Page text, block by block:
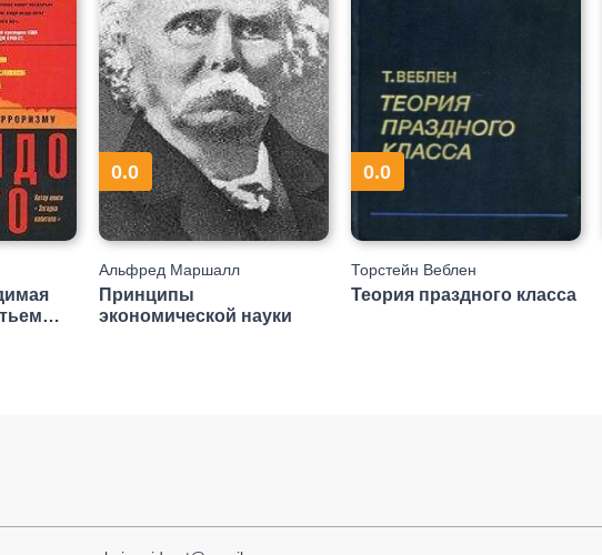
0.0
Альфред Маршалл
Принципы
экономической науки
0.0
Торстейн Веблен
Теория праздного класса